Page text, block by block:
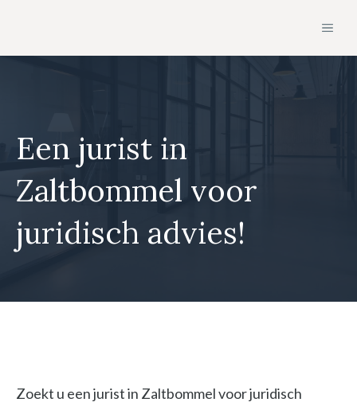
de
Een jurist in
Zaltbommel voor
juridisch advies!
Zoekt u een jurist in Zaltbommel voor juridisch